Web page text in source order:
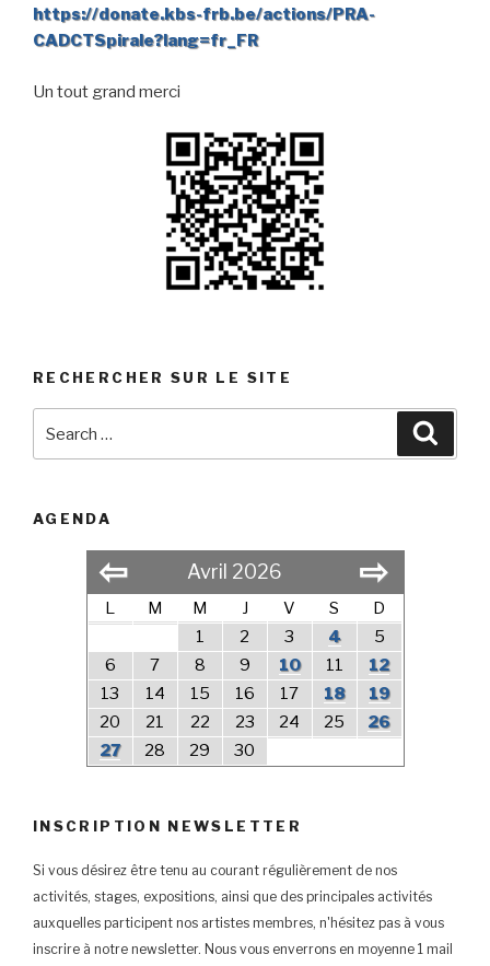
https://donate.kbs-frb.be/actions/PRA-
CADCTSpirale?lang=fr_FR
Un tout grand merci
RECHERCHER SUR LE SITE
AGENDA
⇦ Avril 2026 ⇨
L M M J V S
D
1
2 3 4
5
6
7 8 9 10 11
12
13
14 15 16 17 18
19
20
21 22 23 24 25
26
27
28 29 30
INSCRIPTION NEWSLETTER
Si vous désirez être tenu au courant régulièrement de nos
activités, stages, expositions, ainsi que des principales activités
auxquelles participent nos artistes membres, n'hésitez pas à vous
inscrire à notre newsletter. Nous vous enverrons en moyenne 1 mail